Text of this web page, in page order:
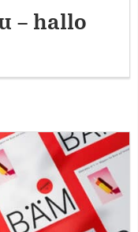
– hallo